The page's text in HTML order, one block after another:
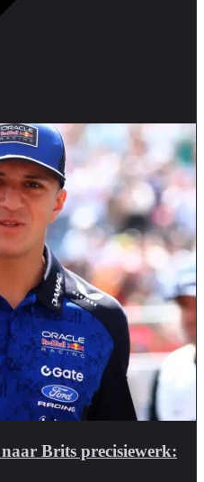
Brits precisiewerk: